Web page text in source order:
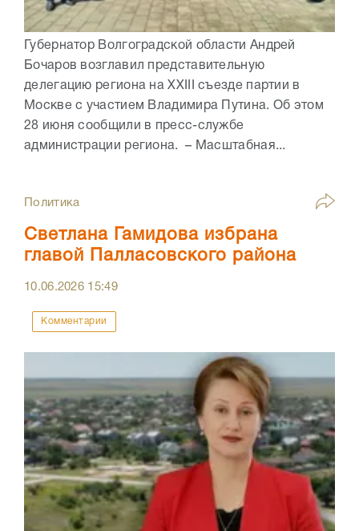
Губернатор Волгоградской области Андрей
Бочаров возглавил представительную
делегацию региона на XXIII съезде партии в
Москве с участием Владимира Путина. Об этом
28 июня сообщили в пресс-службе
администрации региона. – Масштабная...
Политика
Светлана Гамидова избрана
главой Палласовского района
10.06.2026 15:49
Комментарии